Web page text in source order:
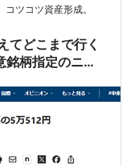
ツコツ資産形成。
どこまで行く
柄指定のニデ